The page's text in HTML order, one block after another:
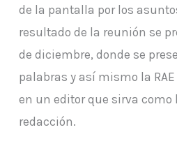
de la pantalla por los
resultado de la reunión se
de diciembre, donde se
palabras y así mismo la
en un editor que sirva como
redacción.